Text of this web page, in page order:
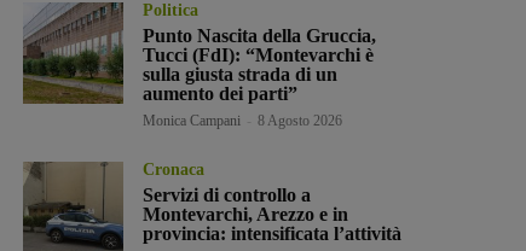
Politica
Punto Nascita della Gruccia,
Tucci (FdI): “Montevarchi è
sulla giusta strada di un
aumento dei parti”
Monica Campani 8 Agosto 2026
Cronaca
Servizi di controllo a
Montevarchi, Arezzo e in
provincia: intensificata l’attività